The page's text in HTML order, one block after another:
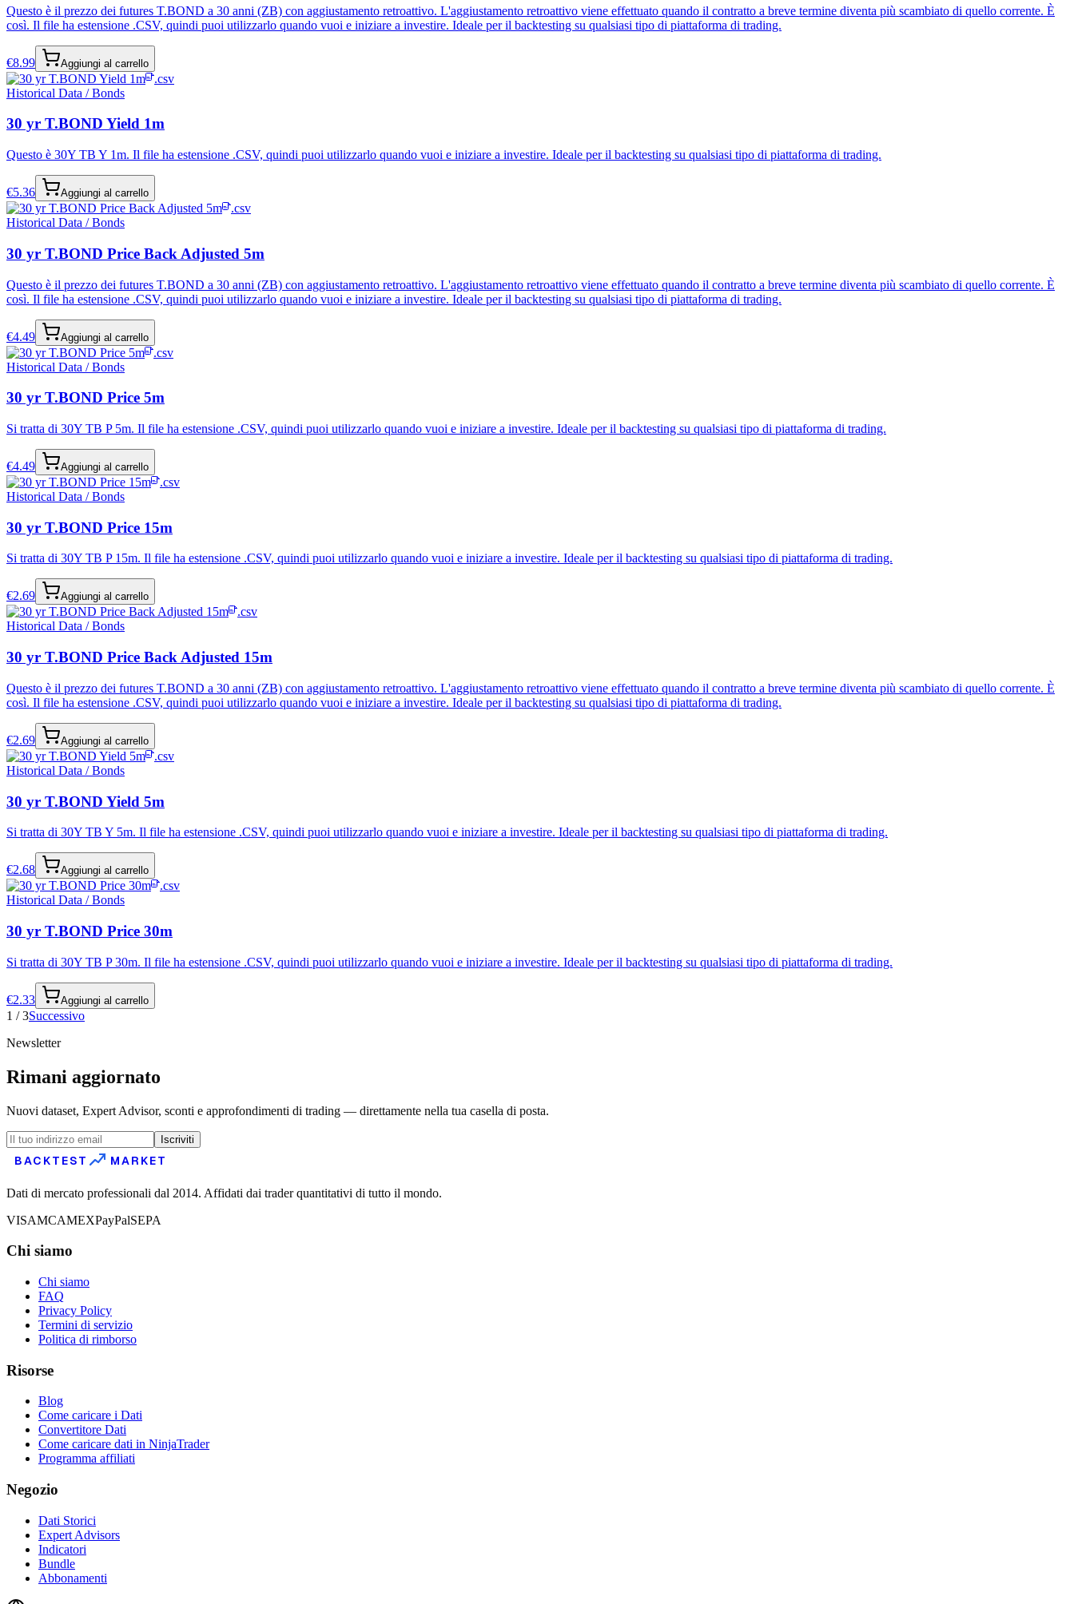
Questo è il prezzo dei futures T.BOND a 30 anni (ZB) con aggiustamento retroattivo. L'aggiustamento retroattivo viene effettuato quando il contratto a breve termine diventa più scambiato di quello corrente. È
così. Il file ha estensione .CSV, quindi puoi utilizzarlo quando vuoi e iniziare a investire. Ideale per il backtesting su qualsiasi tipo di piattaforma di trading.
€8.99 Aggiungi al carrello
.csv
Historical Data / Bonds
30 yr T.BOND Yield 1m
Questo è 30Y TB Y 1m. Il file ha estensione .CSV, quindi puoi utilizzarlo quando vuoi e iniziare a investire. Ideale per il backtesting su qualsiasi tipo di piattaforma di trading.
€5.36 Aggiungi al carrello
.csv
Historical Data / Bonds
30 yr T.BOND Price Back Adjusted 5m
Questo è il prezzo dei futures T.BOND a 30 anni (ZB) con aggiustamento retroattivo. L'aggiustamento retroattivo viene effettuato quando il contratto a breve termine diventa più scambiato di quello corrente. È
così. Il file ha estensione .CSV, quindi puoi utilizzarlo quando vuoi e iniziare a investire. Ideale per il backtesting su qualsiasi tipo di piattaforma di trading.
€4.49 Aggiungi al carrello
.csv
Historical Data / Bonds
30 yr T.BOND Price 5m
Si tratta di 30Y TB P 5m. Il file ha estensione .CSV, quindi puoi utilizzarlo quando vuoi e iniziare a investire. Ideale per il backtesting su qualsiasi tipo di piattaforma di trading.
€4.49 Aggiungi al carrello
.csv
Historical Data / Bonds
30 yr T.BOND Price 15m
Si tratta di 30Y TB P 15m. Il file ha estensione .CSV, quindi puoi utilizzarlo quando vuoi e iniziare a investire. Ideale per il backtesting su qualsiasi tipo di piattaforma di trading.
€2.69 Aggiungi al carrello
.csv
Historical Data / Bonds
30 yr T.BOND Price Back Adjusted 15m
Questo è il prezzo dei futures T.BOND a 30 anni (ZB) con aggiustamento retroattivo. L'aggiustamento retroattivo viene effettuato quando il contratto a breve termine diventa più scambiato di quello corrente. È
così. Il file ha estensione .CSV, quindi puoi utilizzarlo quando vuoi e iniziare a investire. Ideale per il backtesting su qualsiasi tipo di piattaforma di trading.
€2.69 Aggiungi al carrello
.csv
Historical Data / Bonds
30 yr T.BOND Yield 5m
Si tratta di 30Y TB Y 5m. Il file ha estensione .CSV, quindi puoi utilizzarlo quando vuoi e iniziare a investire. Ideale per il backtesting su qualsiasi tipo di piattaforma di trading.
€2.68 Aggiungi al carrello
.csv
Historical Data / Bonds
30 yr T.BOND Price 30m
Si tratta di 30Y TB P 30m. Il file ha estensione .CSV, quindi puoi utilizzarlo quando vuoi e iniziare a investire. Ideale per il backtesting su qualsiasi tipo di piattaforma di trading.
€2.33 Aggiungi al carrello
1 /3Successivo
Newsletter
Rimani aggiornato
Nuovi dataset, Expert Advisor, sconti e approfondimenti di trading — direttamente nella tua casella di posta.
Iscriviti
BACKTEST MARKET
Dati di mercato professionali dal 2014. Affidati dai trader quantitativi di tutto il mondo.
VISAMCAMEXPayPalSEPA
Chi siamo
Chi siamo
FAQ
Privacy Policy
Termini di servizio
Politica di rimborso
Risorse
Blog
Come caricare i Dati
Convertitore Dati
Come caricare dati in NinjaTrader
Programma affiliati
Negozio
Dati Storici
Expert Advisors
Indicatori
Bundle
Abbonamenti